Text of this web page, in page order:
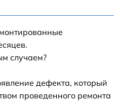
случаем?
дефекта, который
проведенного ремонта